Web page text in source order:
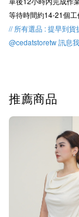
等待時間約14-21個工
// 所有選品 : 提早到
@cedatstoretw 訊息
推薦商品